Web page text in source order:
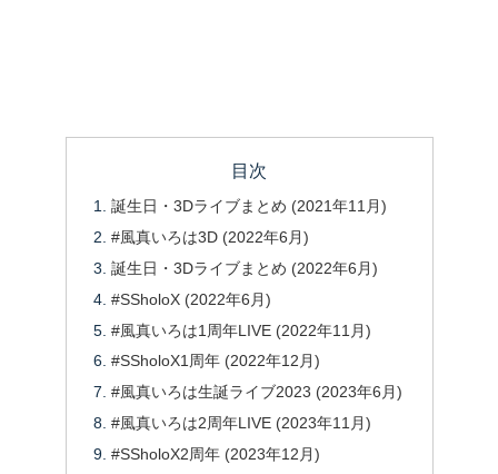
目次
誕生日・3Dライブまとめ (2021年11月)
#風真いろは3D (2022年6月)
誕生日・3Dライブまとめ (2022年6月)
#SSholoX (2022年6月)
#風真いろは1周年LIVE (2022年11月)
#SSholoX1周年 (2022年12月)
#風真いろは生誕ライブ2023 (2023年6月)
#風真いろは2周年LIVE (2023年11月)
#SSholoX2周年 (2023年12月)